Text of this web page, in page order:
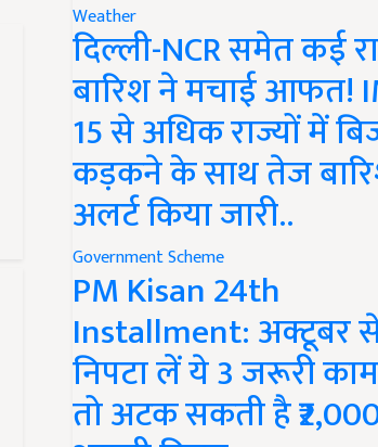
Weather
दिल्ली-NCR समेत कई
बारिश ने मचाई आफत!
15 से अधिक राज्यों में
कड़कने के साथ तेज
अलर्ट किया जारी..
Government Scheme
PM Kisan 24th
Installment: अक्टूबर
निपटा लें ये 3 जरूरी
तो अटक सकती है